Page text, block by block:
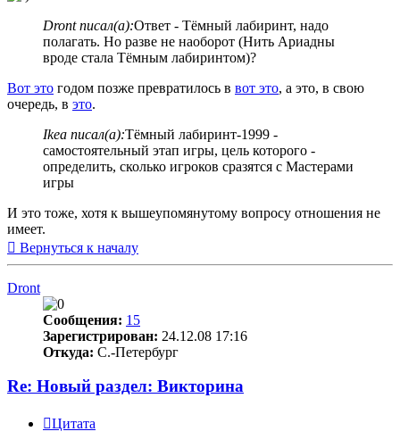
Dront писал(а):Ответ - Тёмный лабиринт, надо
полагать. Но разве не наоборот (Нить Ариадны
вроде стала Тёмным лабиринтом)?
Вот это годом позже превратилось в вот это, а это, в свою
очередь, в это.
Ikea писал(а):Тёмный лабиринт-1999 -
самостоятельный этап игры, цель которого -
определить, сколько игроков сразятся с Мастерами
игры
И это тоже, хотя к вышеупомянутому вопросу отношения не
имеет.
Вернуться к началу
Dront
Сообщения: 15
Зарегистрирован: 24.12.08 17:16
Откуда: С.-Петербург
Re: Новый раздел: Викторина
Цитата